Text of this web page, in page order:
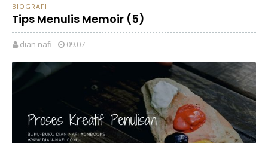
BIOGRAFI
Tips Menulis Memoir (5)
dian nafi 09.07